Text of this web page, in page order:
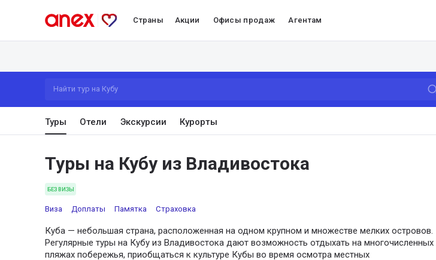
Страны Акции Офисы продаж Агентам
Найти тур на Кубу
Туры Отели Экскурсии Курорты
Туры на Кубу из Владивостока
БЕЗ ВИЗЫ
Виза Доплаты Памятка Страховка
Куба — небольшая страна, расположенная на одном крупном и множестве мелких островов.
Регулярные туры на Кубу из Владивостока дают возможность отдыхать на многочисленных
пляжах побережья, приобщаться к культуре Кубы во время осмотра местных